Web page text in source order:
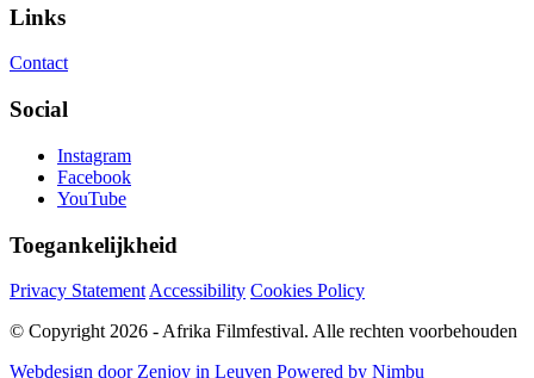
Links
Contact
Social
Instagram
Facebook
YouTube
Toegankelijkheid
Privacy Statement Accessibility Cookies Policy
© Copyright 2026 - Afrika Filmfestival. Alle rechten voorbehouden
Webdesign door Zenjoy in Leuven Powered by Nimbu